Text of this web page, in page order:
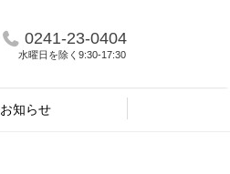
0241-23-0404
水曜日を除く9:30-17:30
お知らせ